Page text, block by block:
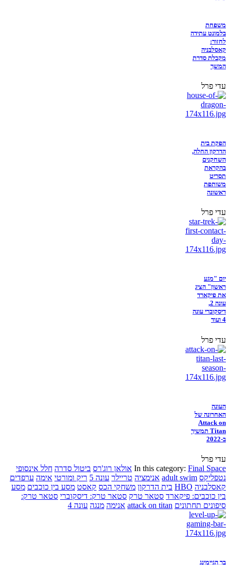
משפחת
בלמונט עתידה
לחזור:
קאסלבניה
מקבלת סדרת
המשך
עדי פרל
הפקת בית
הדרקון החלה,
השחקנים
בהקראת
תסריט
משותפת
ראשונה
עדי פרל
יום "מגע
ראשון" הציג
את פיקארד
עונה 2,
דיסקוברי עונה
4 ועוד
עדי פרל
העונה
האחרונה של
Attack on
Titan תמשיך
ב-2022
עדי פרל
In this category: Final Space אולאן רוג'רס ביטול סדרה חלל אינסופי
נטפליקס adult swim אנימציה טריילר עונה 5 ריק ומורטי אימה ערפדים
קאסלבניה HBO בית הדרקון משחקי הכס קאסט מסע בין כוכבים מסע
בין כוכבים: פיקארד סטאר טרק סטאר טרק: דיסקוברי סטאר טרק:
סיפונים תחתונים attack on titan אנימה מנגה עונה 4
בר הגיימינג